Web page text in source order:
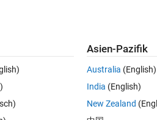
0 Stimmen
a-function-in-a-
outputs are
am 29
Asien-Pazifik
Australia (English)
India (English)
New Zealand